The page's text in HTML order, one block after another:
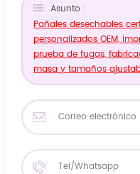
Asunto :
Pañales desechables
personalizados OEM,
prueba de fugas,
masa y tamaños